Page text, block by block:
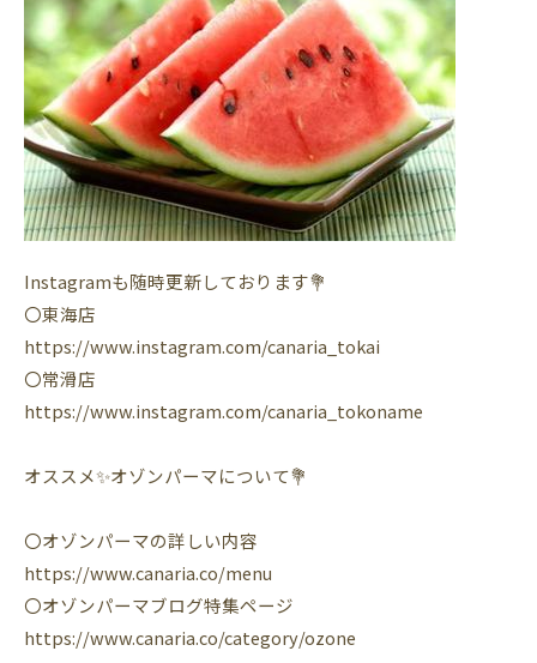
Instagramも随時更新しております💐
〇東海店
https://www.instagram.com/canaria_tokai
〇常滑店
https://www.instagram.com/canaria_tokoname
オススメ✨オゾンパーマについて💐
〇オゾンパーマの詳しい内容
https://www.canaria.co/menu
〇オゾンパーマブログ特集ページ
https://www.canaria.co/category/ozone